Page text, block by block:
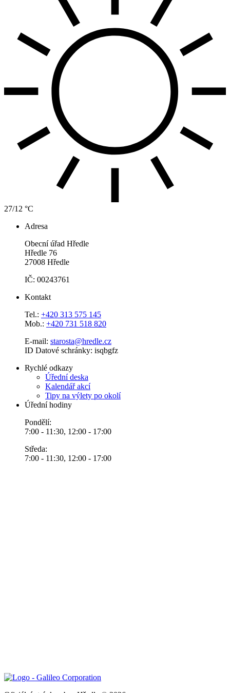
27/12 °C
Adresa
Obecní úřad Hředle
Hředle 76
27008 Hředle
IČ: 00243761
Kontakt
Tel.: +420 313 575 145
Mob.: +420 731 518 820
E-mail: starosta@hredle.cz
ID Datové schránky: isqbgfz
Rychlé odkazy
Úřední deska
Kalendář akcí
Tipy na výlety po okolí
Úřední hodiny
Pondělí:
7:00 - 11:30, 12:00 - 17:00
Středa:
7:00 - 11:30, 12:00 - 17:00